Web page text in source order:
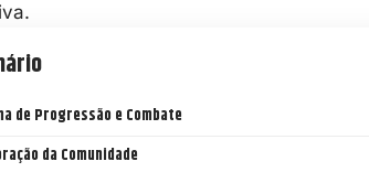
de Progressão e Combate
da Comunidade